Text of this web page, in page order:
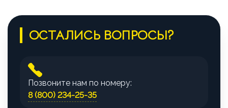
ОСТАЛИСЬ ВОПРОСЫ?
Позвоните нам по номеру:
8 (800) 234-25-35